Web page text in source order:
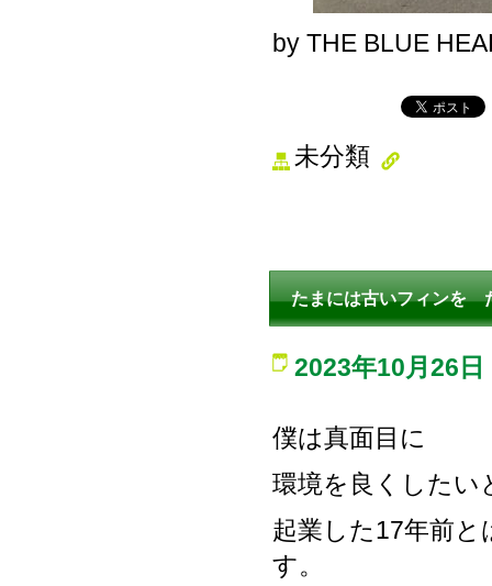
by THE BLUE
未分類
たまには古いフィンを
2023年10月26日
僕は真面目に
環境を良くしたい
起業した17年前
す。